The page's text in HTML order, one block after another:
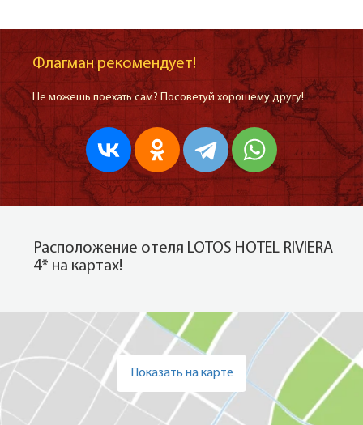
Флагман рекомендует!
Не можешь поехать сам? Посоветуй хорошему другу!
Расположение отеля LOTOS HOTEL RIVIERA
4* на картах!
Показать на карте